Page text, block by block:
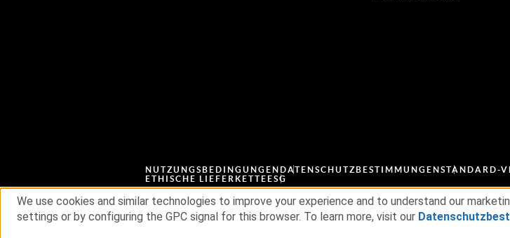
NUTZUNGSBEDINGUNGEN DATENSCHUTZBESTIMMUNGEN STANDARD-
ETHISCHE LIEFERKETTE ESG
We use cookies and similar technologies to improve your experience and to understand our
settings or by configuring the GPC signal for this browser. To learn more, visit our